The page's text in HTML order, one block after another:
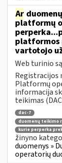
Ar
platformų
vartotojo
Web turinio
Registracijos
Platformų
informacija
teikimas
dac-7
duomenų teikimo
kurie perperka
žinyno
duomenys »
operatorių